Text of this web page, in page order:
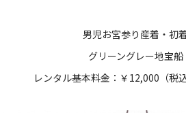
男児お宮参り産着・初
グリーングレー地宝船
レンタル基本料金：￥12,000（税